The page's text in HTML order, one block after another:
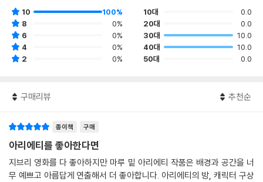
10
100%
8
0%
6
0%
4
0%
2
0%
10대
0.0
20대
0.0
30대
10.0
40대
10.0
50대
0.0
구매리뷰 추천순
종이책 구매
아리에티를 좋아한다면
지브리 영화를 다 좋아하지만 마루 밑 아리에티 작품은 배경과 공간을 너
무 예쁘고 아름답게 연출해서 더 좋아합니다. 아리에티의 방, 캐릭터 구상